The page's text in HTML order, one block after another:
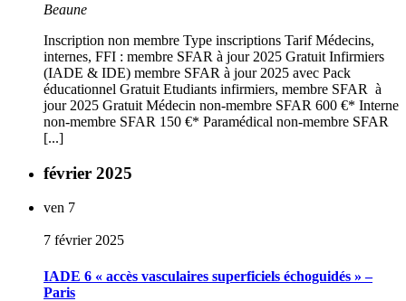
Beaune
Inscription non membre Type inscriptions Tarif Médecins,
internes, FFI : membre SFAR à jour 2025 Gratuit Infirmiers
(IADE & IDE) membre SFAR à jour 2025 avec Pack
éducationnel Gratuit Etudiants infirmiers, membre SFAR à
jour 2025 Gratuit Médecin non-membre SFAR 600 €* Interne
non-membre SFAR 150 €* Paramédical non-membre SFAR
[...]
février 2025
ven 7
7 février 2025
IADE 6 « accès vasculaires superficiels échoguidés » –
Paris